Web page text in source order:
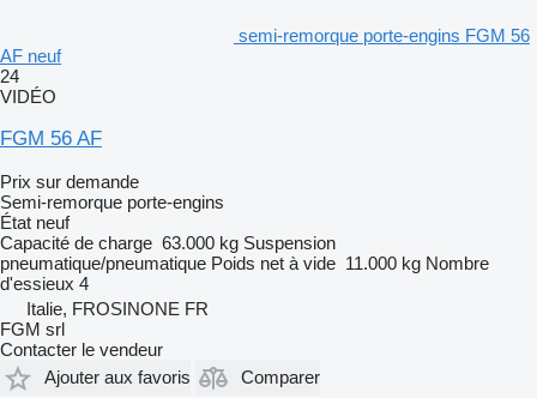
semi-remorque porte-engins FGM 56
AF neuf
24
VIDÉO
FGM 56 AF
Prix sur demande
Semi-remorque porte-engins
État neuf
Capacité de charge 63.000 kg Suspension
pneumatique/pneumatique Poids net à vide 11.000 kg Nombre
d'essieux 4
Italie, FROSINONE FR
FGM srl
Contacter le vendeur
Ajouter aux favoris
Comparer